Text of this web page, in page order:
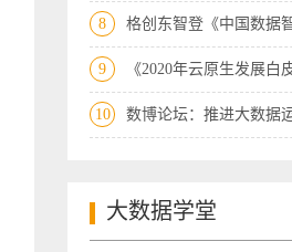
8 格创东智登《中国数据
9 《2020年云原生发展白
10 数博论坛：推进大数据
大数据学堂